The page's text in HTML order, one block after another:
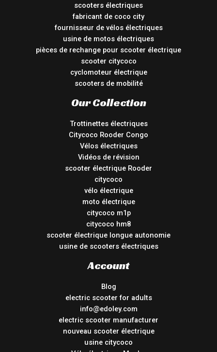
scooters électriques
fabricant de coco city
fournisseur de vélos électriques
usine de motos électriques
pièces de rechange pour scooter électrique
scooter citycoco
cyclomoteur électrique
scooters de mobilité
Our Collection
Trottinettes électriques
Citycoco Rooder Congo
Vélos électriques
Vidéos de révision
scooter électrique Rooder
citycoco
vélo électrique
moto électrique
citycoco m1p
citycoco hm8
scooter électrique longue autonomie
usine de scooters électriques
Account
Blog
electric scooter for adults
info@edoley.com
electric scooter manufacturer
nouveau scooter électrique
usine citycoco